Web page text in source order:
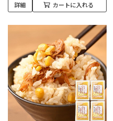
詳細 カートに入れる